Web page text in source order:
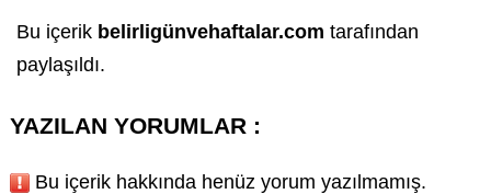
Bu içerik belirligünvehaftalar.com tarafından
paylaşıldı.
YAZILAN YORUMLAR :
Bu içerik hakkında henüz yorum yazılmamış.